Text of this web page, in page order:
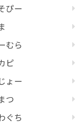
ぴー
むら
ピ
ょー
つ
ぐち